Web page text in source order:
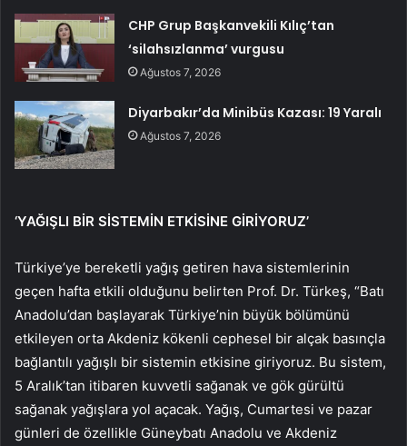
CHP Grup Başkanvekili Kılıç’tan
‘silahsızlanma’ vurgusu
Ağustos 7, 2026
Diyarbakır’da Minibüs Kazası: 19 Yaralı
Ağustos 7, 2026
‘YAĞIŞLI BİR SİSTEMİN ETKİSİNE GİRİYORUZ’
Türkiye’ye bereketli yağış getiren hava sistemlerinin
geçen hafta etkili olduğunu belirten Prof. Dr. Türkeş, “Batı
Anadolu’dan başlayarak Türkiye’nin büyük bölümünü
etkileyen orta Akdeniz kökenli cephesel bir alçak basınçla
bağlantılı yağışlı bir sistemin etkisine giriyoruz. Bu sistem,
5 Aralık’tan itibaren kuvvetli sağanak ve gök gürültü
sağanak yağışlara yol açacak. Yağış, Cumartesi ve pazar
günleri de özellikle Güneybatı Anadolu ve Akdeniz